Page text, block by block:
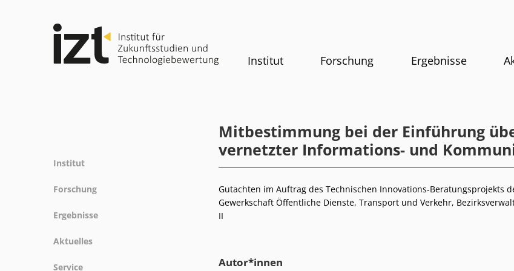
Institut Forschung Ergebnisse
Institut
Gremien
Geschichte
Forschung
Referenz
Ergebnisse
Aktuelles
Service
Mitbestimmung bei der Einführung
vernetzter Informations- und
Gutachten im Auftrag des Technischen Innovations-Beratungsprojekts
Gewerkschaft Öffentliche Dienste, Transport und Verkehr,
II
Autor*innen